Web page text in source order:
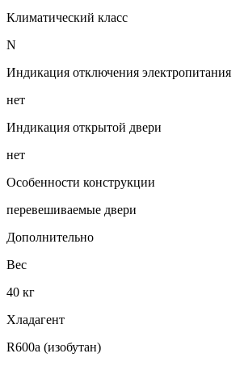
Климатический класс
N
Индикация отключения электропитания
нет
Индикация открытой двери
нет
Особенности конструкции
перевешиваемые двери
Дополнительно
Вес
40 кг
Хладагент
R600a (изобутан)